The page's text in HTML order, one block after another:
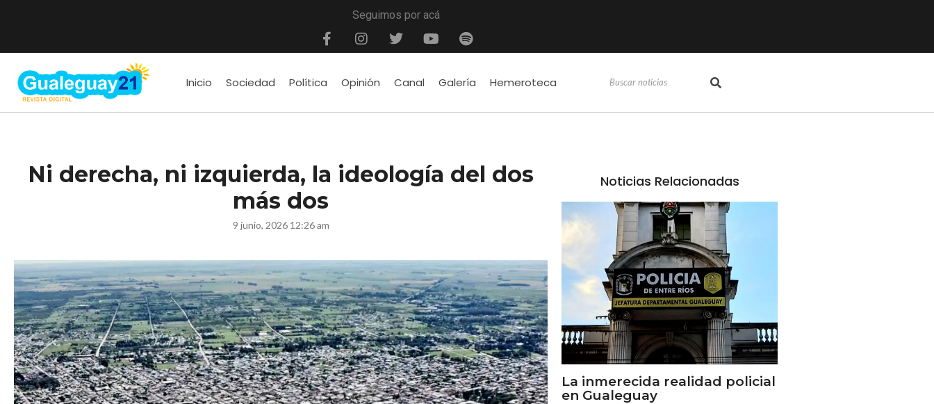
Seguimos por acá
Inicio Sociedad Política Opinión Canal Galería Hemeroteca
Ni derecha, ni izquierda, la ideología del dos
más dos
9 junio, 2026 12:26 am
Noticias Relacionadas
La inmerecida realidad policial
en Gualeguay